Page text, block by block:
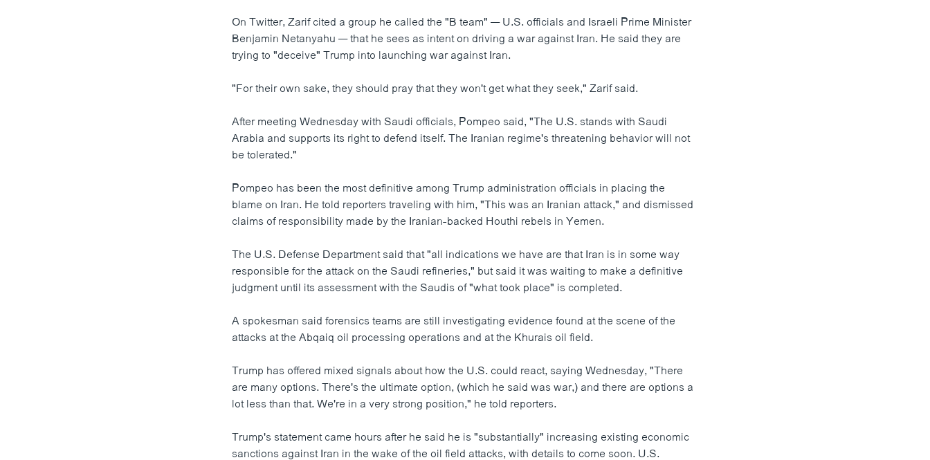
On Twitter, Zarif cited a group he called the "B team" — U.S. officials and Israeli Prime Minister
Benjamin Netanyahu — that he sees as intent on driving a war against Iran. He said they are
trying to "deceive" Trump into launching war against Iran.
"For their own sake, they should pray that they won't get what they seek," Zarif said.
After meeting Wednesday with Saudi officials, Pompeo said, "The U.S. stands with Saudi
Arabia and supports its right to defend itself. The Iranian regime's threatening behavior will not
be tolerated."
Pompeo has been the most definitive among Trump administration officials in placing the
blame on Iran. He told reporters traveling with him, "This was an Iranian attack," and dismissed
claims of responsibility made by the Iranian-backed Houthi rebels in Yemen.
The U.S. Defense Department said that "all indications we have are that Iran is in some way
responsible for the attack on the Saudi refineries," but said it was waiting to make a definitive
judgment until its assessment with the Saudis of "what took place" is completed.
A spokesman said forensics teams are still investigating evidence found at the scene of the
attacks at the Abqaiq oil processing operations and at the Khurais oil field.
Trump has offered mixed signals about how the U.S. could react, saying Wednesday, "There
are many options. There's the ultimate option, (which he said was war,) and there are options a
lot less than that. We're in a very strong position," he told reporters.
Trump's statement came hours after he said he is "substantially" increasing existing economic
sanctions against Iran in the wake of the oil field attacks, with details to come soon. U.S.